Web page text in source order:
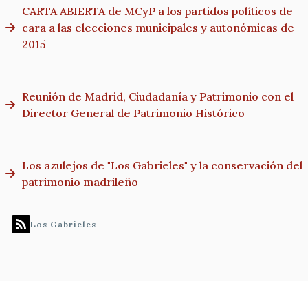
CARTA ABIERTA de MCyP a los partidos políticos de
cara a las elecciones municipales y autonómicas de
2015
Reunión de Madrid, Ciudadanía y Patrimonio con el
Director General de Patrimonio Histórico
Los azulejos de "Los Gabrieles" y la conservación del
patrimonio madrileño
Los Gabrieles